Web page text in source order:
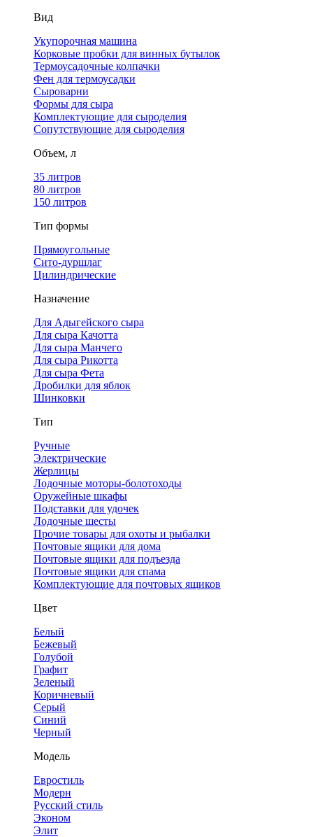
Вид
Укупорочная машина
Корковые пробки для винных бутылок
Термоусадочные колпачки
Фен для термоусадки
Сыроварни
Формы для сыра
Комплектующие для сыроделия
Сопутствующие для сыроделия
Объем, л
35 литров
80 литров
150 литров
Тип формы
Прямоугольные
Сито-дуршлаг
Цилиндрические
Назначение
Для Адыгейского сыра
Для сыра Качотта
Для сыра Манчего
Для сыра Рикотта
Для сыра Фета
Дробилки для яблок
Шинковки
Тип
Ручные
Электрические
Жерлицы
Лодочные моторы-болотоходы
Оружейные шкафы
Подставки для удочек
Лодочные шесты
Прочие товары для охоты и рыбалки
Почтовые ящики для дома
Почтовые ящики для подъезда
Почтовые ящики для спама
Комплектующие для почтовых ящиков
Цвет
Белый
Бежевый
Голубой
Графит
Зеленый
Коричневый
Серый
Синий
Черный
Модель
Евростиль
Модерн
Русский стиль
Эконом
Элит